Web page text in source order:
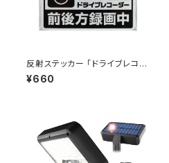
反射ステッカー 「ドライブレコー
ダー 前後方録画中」 白 煽り運
転抑止 OS-441 オンサプライ
¥660